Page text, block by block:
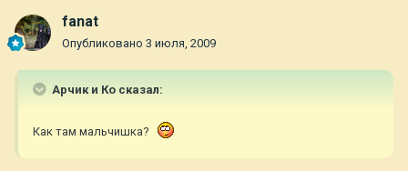
fanat
Опубликовано 3 июля, 2009
Арчик и Ко сказал:
Как там мальчишка?